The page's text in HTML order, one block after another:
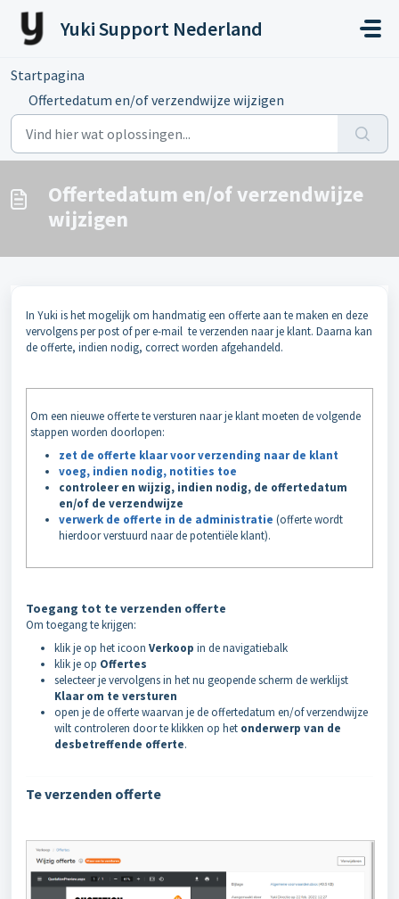
Doorgaan naar hoofdinhoud
Yuki Support Nederland
Startpagina
Offertedatum en/of verzendwijze wijzigen
Offertedatum en/of verzendwijze
wijzigen
In Yuki is het mogelijk om handmatig een offerte aan te maken en deze
vervolgens per post of per e-mail te verzenden naar je klant. Daarna kan
de offerte, indien nodig, correct worden afgehandeld.
Om een nieuwe offerte te versturen naar je klant moeten de volgende
stappen worden doorlopen:
zet de offerte klaar voor verzending naar de klant
voeg, indien nodig, notities toe
controleer en wijzig, indien nodig, de offertedatum
en/of de verzendwijze
verwerk de offerte in de administratie (offerte wordt
hierdoor verstuurd naar de potentiële klant).
Toegang tot te verzenden offerte
Om toegang te krijgen:
klik je op het icoon Verkoop in de navigatiebalk
klik je op Offertes
selecteer je vervolgens in het nu geopende scherm de werklijst
Klaar om te versturen
open je de offerte waarvan je de offertedatum en/of verzendwijze
wilt controleren door te klikken op het onderwerp van de
desbetreffende offerte.
Te verzenden offerte